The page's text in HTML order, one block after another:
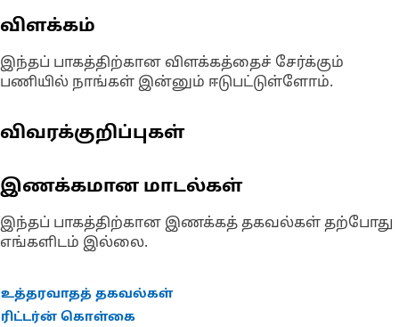
விளக்கம்
இந்தப் பாகத்திற்கான விளக்கத்தைச் சேர்க்கும்
பணியில் நாங்கள் இன்னும் ஈடுபட்டுள்ளோம்.
விவரக்குறிப்புகள்
இணக்கமான மாடல்கள்
இந்தப் பாகத்திற்கான இணக்கத் தகவல்கள் தற்போது
எங்களிடம் இல்லை.
உத்தரவாதத் தகவல்கள்
ரிட்டர்ன் கொள்கை